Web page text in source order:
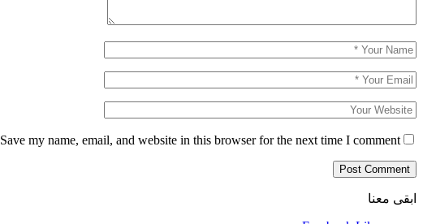
Save my name, email, and website in this browser for the next time I comment.
ابقى معنا